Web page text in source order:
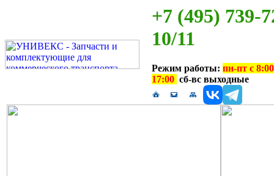
+7 (495) 739-
10/11
Режим работы: пн-пт с
17:00 сб-вс выходные